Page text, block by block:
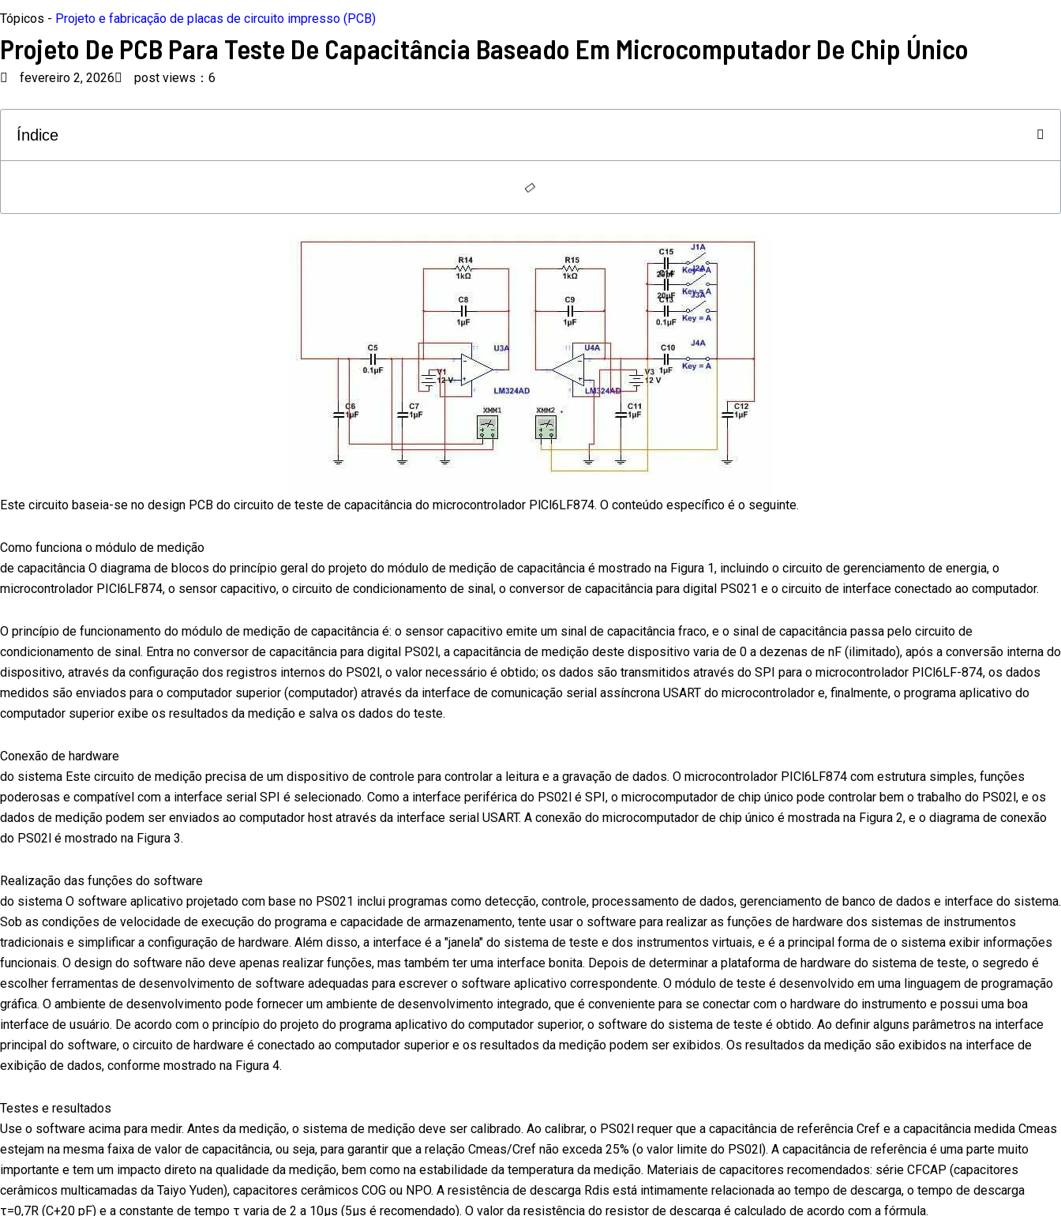
Tópicos - Projeto e fabricação de placas de circuito impresso (PCB)
Projeto De PCB Para Teste De Capacitância Baseado Em Microcomputador De Chip Único
fevereiro 2, 2026 post views：6
Índice
Este circuito baseia-se no design PCB do circuito de teste de capacitância do microcontrolador PlCl6LF874. O conteúdo específico é o seguinte.
Como funciona o módulo de medição
de capacitância O diagrama de blocos do princípio geral do projeto do módulo de medição de capacitância é mostrado na Figura 1, incluindo o circuito de gerenciamento de energia, o
microcontrolador PICl6LF874, o sensor capacitivo, o circuito de condicionamento de sinal, o conversor de capacitância para digital PS021 e o circuito de interface conectado ao computador.
O princípio de funcionamento do módulo de medição de capacitância é: o sensor capacitivo emite um sinal de capacitância fraco, e o sinal de capacitância passa pelo circuito de
condicionamento de sinal. Entra no conversor de capacitância para digital PS02l, a capacitância de medição deste dispositivo varia de 0 a dezenas de nF (ilimitado), após a conversão interna do
dispositivo, através da configuração dos registros internos do PS02l, o valor necessário é obtido; os dados são transmitidos através do SPI para o microcontrolador PICl6LF-874, os dados
medidos são enviados para o computador superior (computador) através da interface de comunicação serial assíncrona USART do microcontrolador e, finalmente, o programa aplicativo do
computador superior exibe os resultados da medição e salva os dados do teste.
Conexão de hardware
do sistema Este circuito de medição precisa de um dispositivo de controle para controlar a leitura e a gravação de dados. O microcontrolador PICl6LF874 com estrutura simples, funções
poderosas e compatível com a interface serial SPI é selecionado. Como a interface periférica do PS02l é SPI, o microcomputador de chip único pode controlar bem o trabalho do PS02l, e os
dados de medição podem ser enviados ao computador host através da interface serial USART. A conexão do microcomputador de chip único é mostrada na Figura 2, e o diagrama de conexão
do PS02l é mostrado na Figura 3.
Realização das funções do software
do sistema O software aplicativo projetado com base no PS021 inclui programas como detecção, controle, processamento de dados, gerenciamento de banco de dados e interface do sistema.
Sob as condições de velocidade de execução do programa e capacidade de armazenamento, tente usar o software para realizar as funções de hardware dos sistemas de instrumentos
tradicionais e simplificar a configuração de hardware. Além disso, a interface é a "janela" do sistema de teste e dos instrumentos virtuais, e é a principal forma de o sistema exibir informações
funcionais. O design do software não deve apenas realizar funções, mas também ter uma interface bonita. Depois de determinar a plataforma de hardware do sistema de teste, o segredo é
escolher ferramentas de desenvolvimento de software adequadas para escrever o software aplicativo correspondente. O módulo de teste é desenvolvido em uma linguagem de programação
gráfica. O ambiente de desenvolvimento pode fornecer um ambiente de desenvolvimento integrado, que é conveniente para se conectar com o hardware do instrumento e possui uma boa
interface de usuário. De acordo com o princípio do projeto do programa aplicativo do computador superior, o software do sistema de teste é obtido. Ao definir alguns parâmetros na interface
principal do software, o circuito de hardware é conectado ao computador superior e os resultados da medição podem ser exibidos. Os resultados da medição são exibidos na interface de
exibição de dados, conforme mostrado na Figura 4.
Testes e resultados
Use o software acima para medir. Antes da medição, o sistema de medição deve ser calibrado. Ao calibrar, o PS02l requer que a capacitância de referência Cref e a capacitância medida Cmeas
estejam na mesma faixa de valor de capacitância, ou seja, para garantir que a relação Cmeas/Cref não exceda 25% (o valor limite do PS02l). A capacitância de referência é uma parte muito
importante e tem um impacto direto na qualidade da medição, bem como na estabilidade da temperatura da medição. Materiais de capacitores recomendados: série CFCAP (capacitores
cerâmicos multicamadas da Taiyo Yuden), capacitores cerâmicos COG ou NPO. A resistência de descarga Rdis está intimamente relacionada ao tempo de descarga, o tempo de descarga
τ=0,7R (C+20 pF) e a constante de tempo τ varia de 2 a 10μs (5μs é recomendado). O valor da resistência do resistor de descarga é calculado de acordo com a fórmula.